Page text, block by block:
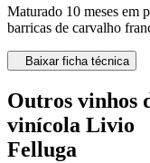
Maturado 10 meses em
barricas de carvalho
Baixar ficha técnica
Outros vinhos
vinícola Livio
Felluga